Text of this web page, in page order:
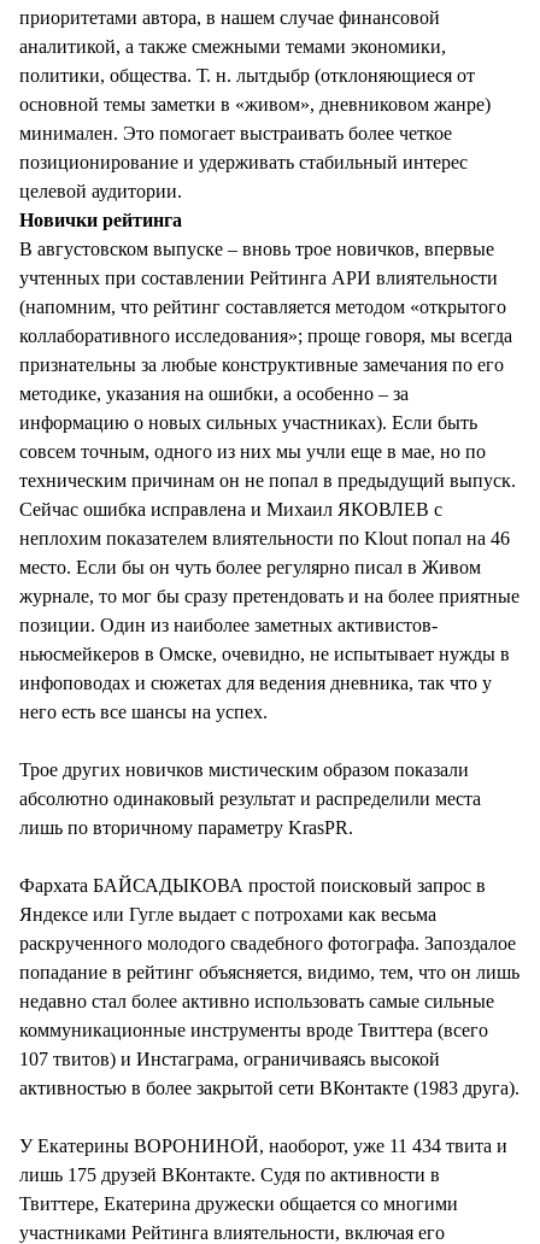
приоритетами автора, в нашем случае финансовой
аналитикой, а также смежными темами экономики,
политики, общества. Т. н. лытдыбр (отклоняющиеся от
основной темы заметки в «живом», дневниковом жанре)
минимален. Это помогает выстраивать более четкое
позиционирование и удерживать стабильный интерес
целевой аудитории.
Новички рейтинга
В августовском выпуске – вновь трое новичков, впервые
учтенных при составлении Рейтинга АРИ влиятельности
(напомним, что рейтинг составляется методом «открытого
коллаборативного исследования»; проще говоря, мы всегда
признательны за любые конструктивные замечания по его
методике, указания на ошибки, а особенно – за
информацию о новых сильных участниках). Если быть
совсем точным, одного из них мы учли еще в мае, но по
техническим причинам он не попал в предыдущий выпуск.
Сейчас ошибка исправлена и Михаил ЯКОВЛЕВ с
неплохим показателем влиятельности по Klout попал на 46
место. Если бы он чуть более регулярно писал в Живом
журнале, то мог бы сразу претендовать и на более приятные
позиции. Один из наиболее заметных активистов-
ньюсмейкеров в Омске, очевидно, не испытывает нужды в
инфоповодах и сюжетах для ведения дневника, так что у
него есть все шансы на успех.
Трое других новичков мистическим образом показали
абсолютно одинаковый результат и распределили места
лишь по вторичному параметру KrasPR.
Фархата БАЙСАДЫКОВА простой поисковый запрос в
Яндексе или Гугле выдает с потрохами как весьма
раскрученного молодого свадебного фотографа. Запоздалое
попадание в рейтинг объясняется, видимо, тем, что он лишь
недавно стал более активно использовать самые сильные
коммуникационные инструменты вроде Твиттера (всего
107 твитов) и Инстаграма, ограничиваясь высокой
активностью в более закрытой сети ВКонтакте (1983 друга).
У Екатерины ВОРОНИНОЙ, наоборот, уже 11 434 твита и
лишь 175 друзей ВКонтакте. Судя по активности в
Твиттере, Екатерина дружески общается со многими
участниками Рейтинга влиятельности, включая его